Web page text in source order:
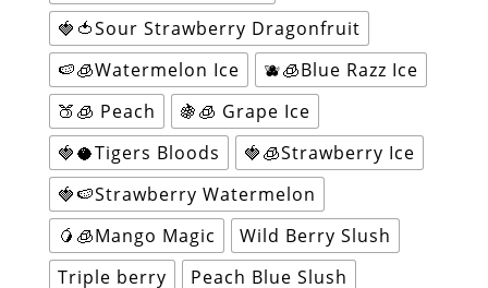
🍓🍅Sour Strawberry Dragonfruit
🍉🧊Watermelon Ice
🫐🧊Blue Razz Ice
🍑🧊 Peach
🍇🧊 Grape Ice
🍓🥥Tigers Bloods
🍓🧊Strawberry Ice
🍓🍉Strawberry Watermelon
🥭🧊Mango Magic
Wild Berry Slush
Triple berry
Peach Blue Slush